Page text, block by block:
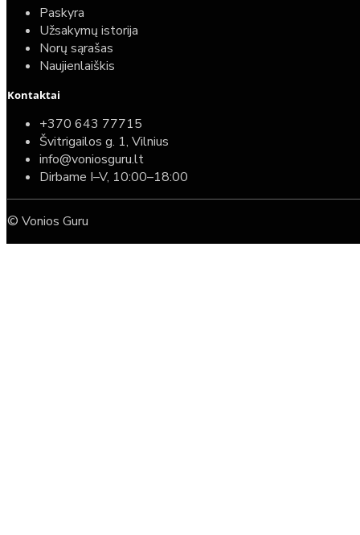
Paskyra
Užsakymų istorija
Norų sąrašas
Naujienlaiškis
Kontaktai
+370 643 77715
Švitrigailos g. 1, Vilnius
info@voniosguru.lt
Dirbame I–V, 10:00–18:00
© Vonios Guru